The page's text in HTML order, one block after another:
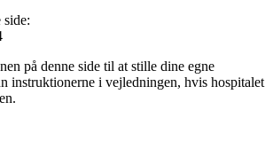
på denne side til at stille dine egne
instruktionerne i vejledningen, hvis hospitalet